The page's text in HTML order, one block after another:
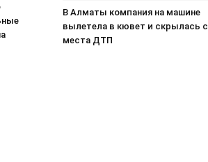
В Алматы компания на машине
вылетела в кювет и скрылась с
места ДТП